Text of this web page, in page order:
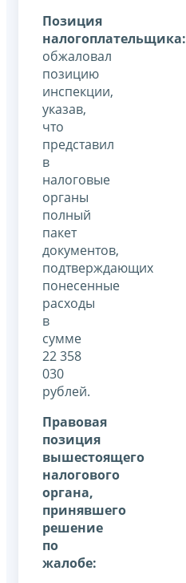
Позиция
налогоплательщика:
обжаловал
позицию
инспекции,
указав,
что
представил
в
налоговые
органы
полный
пакет
документов,
подтверждающих
понесенные
расходы
в
сумме
22 358
030
рублей.
Правовая
позиция
вышестоящего
налогового
органа,
принявшего
решение
по
жалобе: